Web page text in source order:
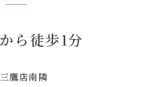
ら徒歩1分
鷹店南隣